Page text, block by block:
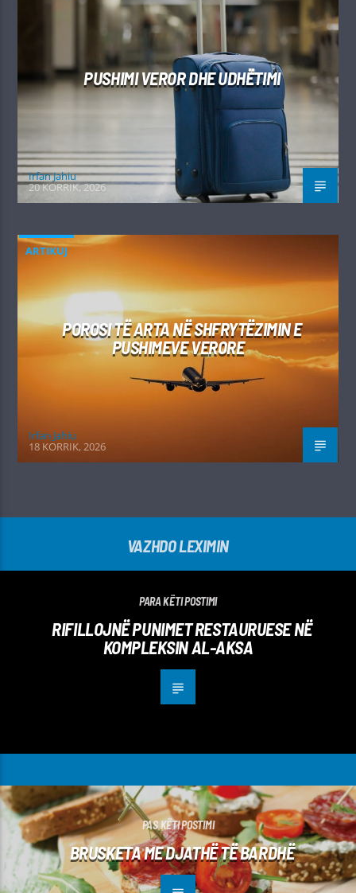
PUSHIMI VEROR DHE UDHËTIMI
Irfan Jahiu
20 KORRIK, 2026
ARTIKUJ
POROSI TË ARTA NË SHFRYTËZIMIN E
PUSHIMEVE VERORE
Irfan Jahiu
18 KORRIK, 2026
VAZHDO LEXIMIN
PARA KËTI POSTIMI
RIFILLOJNË PUNIMET RESTAURUESE NË
KOMPLEKSIN AL-AKSA
PAS KËTI POSTIMI
BRUSKETA ME DJATHË TË BARDHË